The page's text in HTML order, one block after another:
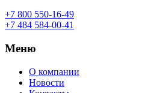
+7 800 550-16-49
+7 484 584-00-41
Меню
О компании
Новости